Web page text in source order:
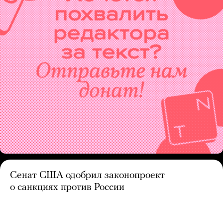
Сенат США одобрил законопроект
о санкциях против России